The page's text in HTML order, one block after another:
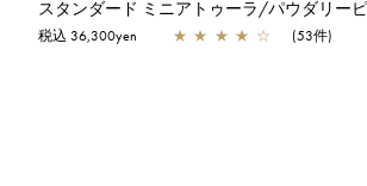
税込 36,300yen ★ ★ ★ ★ ☆ (53件)